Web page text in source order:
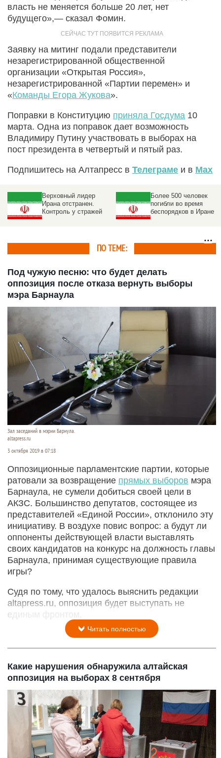
власть не меняется больше 20 лет, нет
будущего»,— сказал Фомин.
Заявку на митинг подали представители
незарегистрированной общественной
организации «Открытая Россия»,
незарегистрированной «Партии перемен» и
«Команды Егора Жукова».
Поправки в Конституцию приняла Госдума 10
марта. Одна из поправок дает возможность
Владимиру Путину участвовать в выборах на
пост президента в четвертый и пятый раз.
Подпишитесь на Алтапресс в Телеграме и в Max
Верховный лидер
Ирана отстранен.
Контроль у стражей
Более 500 человек
погибли во время
беспорядков в Иране
ПО ТЕМЕ:
Под чужую песню: что будет делать
оппозиция после отказа вернуть выборы
мэра Барнаула
Зал заседаний в мэрии Барнула.
altapress.ru
3 октября 2019 в 07:18
Оппозиционные парламентские партии, которые
ратовали за возвращение прямых выборов мэра
Барнаула, не сумели добиться своей цели в
АКЗС. Большинство депутатов, состоящее из
представителей «Единой России», отклонило эту
инициативу. В воздухе повис вопрос: а будут ли
оппоненты действующей власти выставлять
своих кандидатов на конкурс на должность главы
Барнаула, принимая существующие правила
игры?
Судя по тому, что удалось выяснить редакции
altapress.ru, оппозиция будет выступать не
единым фронтом.
Читать полностью
Какие нарушения обнаружила алтайская
оппозиция на выборах 8 сентября